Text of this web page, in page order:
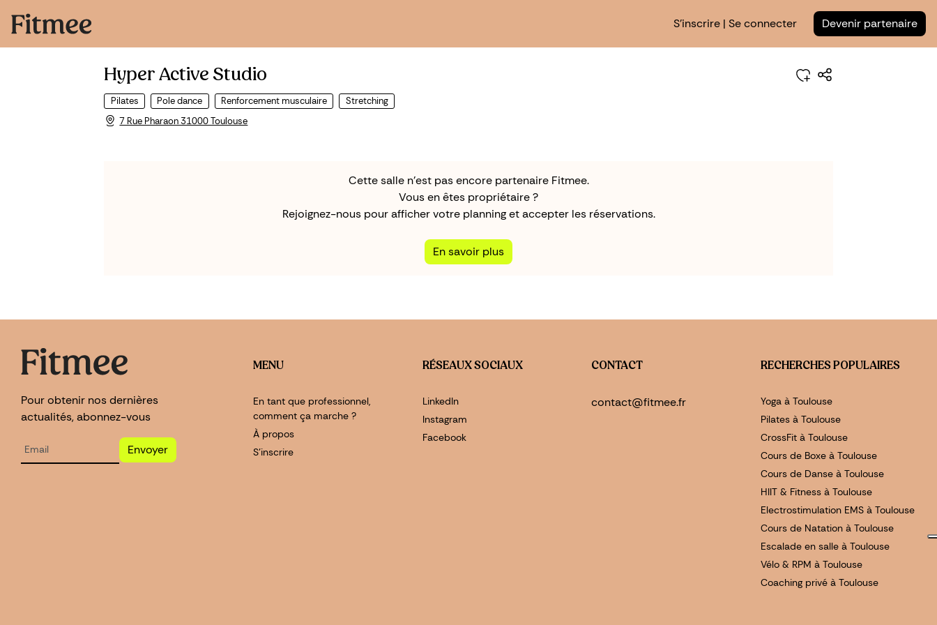
S'inscrire | Se connecter Devenir partenaire
Hyper Active Studio
Pilates Pole dance Renforcement musculaire
Stretching
7 Rue Pharaon 31000 Toulouse
Cette salle n'est pas encore partenaire Fitmee.
Vous en êtes propriétaire ?
Rejoignez-nous pour afficher votre planning et accepter les réservations.
En savoir plus
Pour obtenir nos dernières
actualités, abonnez-vous
Envoyer
MENU
En tant que professionnel,
comment ça marche ?
À propos
S'inscrire
RÉSEAUX SOCIAUX
LinkedIn
Instagram
Facebook
CONTACT
contact@fitmee.fr
RECHERCHES POPULAIRES
Yoga à Toulouse
Pilates à Toulouse
CrossFit à Toulouse
Cours de Boxe à Toulouse
Cours de Danse à Toulouse
HIIT & Fitness à Toulouse
Electrostimulation EMS à Toulouse
Cours de Natation à Toulouse
Escalade en salle à Toulouse
Vélo & RPM à Toulouse
Coaching privé à Toulouse